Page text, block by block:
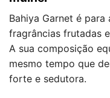
Bahiya Garnet é
fragrâncias frutadas
A sua composição
mesmo tempo que
forte e sedutora.